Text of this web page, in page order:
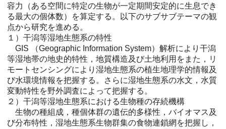
容力（ある空間に特定の生物が一定期間安定的に生息でき
る最大の個体数）を算定する。以下のサブサブテーマの観
点から研究を進める。
１）干潟等湿地生態系の特性
GIS （Geographic Information System）解析により干潟
等湿地帯の地史的特性，地質構造及び土地利用をまた，リ
モートセンシングにより湿地生態系の植生地理学的情報及
び水環境情報を把握する。さらに湿地生態系の水文，水質
変動特性を野外調査によって把握する。
２）干潟等湿地生態系における生物種の存続機構
生物の種組成，種個体群の遺伝的多様性，バイオマス及
び分布特性，湿地生態系生物群集の食物連鎖網を把握し，